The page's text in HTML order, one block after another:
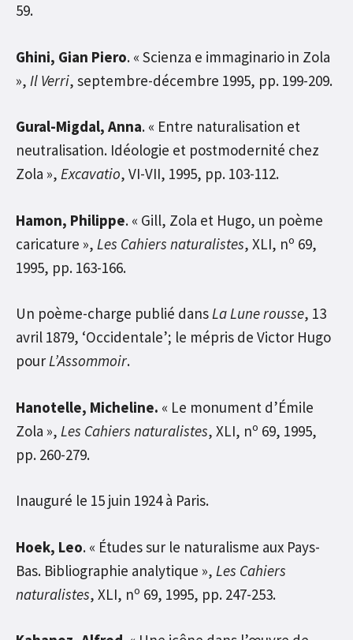
59.
Ghini, Gian Piero. « Scienza e immaginario in Zola
», Il Verri, septembre-décembre 1995, pp. 199-209.
Gural-Migdal, Anna. « Entre naturalisation et
neutralisation. Idéologie et postmodernité chez
Zola », Excavatio, VI-VII, 1995, pp. 103-112.
Hamon, Philippe. « Gill, Zola et Hugo, un poème
caricature », Les Cahiers naturalistes, XLI, no 69,
1995, pp. 163-166.
Un poème-charge publié dansLa Lune rousse, 13
avril 1879, ‘Occidentale’; le mépris de Victor Hugo
pourL’Assommoir.
Hanotelle, Micheline. « Le monument d’Émile
Zola », Les Cahiers naturalistes, XLI, no 69, 1995,
pp. 260-279.
Inauguré le 15 juin 1924 à Paris.
Hoek, Leo. « Études sur le naturalisme aux Pays-
Bas. Bibliographie analytique », Les Cahiers
naturalistes, XLI, no 69, 1995, pp. 247-253.